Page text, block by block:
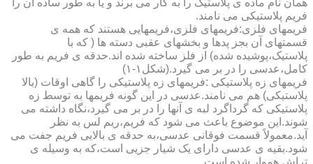
همان نام ماده ی پلاستیک را به کار می برند و یا به طور ساده آن را
فریم پلاستیکی می نامند.
فریمهای فلزی:فریمهای فلزی،فریمهایی هستند که همه ی
قسمتهای آن بجز پدها و بخشهای عقبی دسته ها ( که با
پلاستیک،پوشیده شده) از فلز ساخته شده اند.حدقه ی فریم به طور
کامل،عدسی را در بر می گیرد.(شکل۱-۱)
فریمهای زه پلاستیکی :فریمهای زه پلاستیکی را گاهی اوقات (بالا
پلاستیکی) هم می نامند.عدسی در این گونه فریمها به توسط زه
پلاستیکی که گرداگرد لبه ی آنها را در بر می گیرد،نگاه داشته می
شوند.این موضوع باعث می شود که فریم،ریم لس به نظر
آید.معمولاً قسمت فوقانی عدسی،به حدقه ی بالایی فریم جفت می
شود.بقیه ی عدسی دارای یک شیار جزیی است،که به وسیله ی